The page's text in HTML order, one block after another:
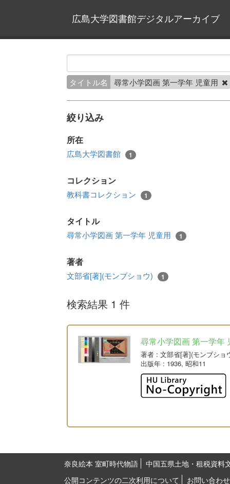
広島大学図書館デジタルアーカイブ
タイトル名 尋常小学図画 第一学年 児童用
絞り込み
所在
広島大学図書館 1
コレクション
教科書コレクション 1
タイトル
尋常小学図画 第一学年 児童用 1
著者
文部省[著](モンブショウ) 1
検索結果 1 件
尋常小学図画 第一学年
著者 : 文部省[著](モンブショ
出版年 : 1936, 昭和11
奈良絵本 室町時代物語
中国五県土地・租税資料
公開コンテンツの二次利用について
お問い合わせ